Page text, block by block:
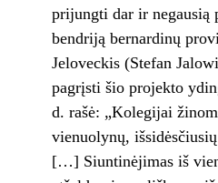
prijungti dar ir negausią
bendriją bernardinų
Jeloveckis (Stefan
pagrįsti šio projekto
d. rašė: „Kolegijai
vienuolynų,
[…] Siuntinėjimas iš